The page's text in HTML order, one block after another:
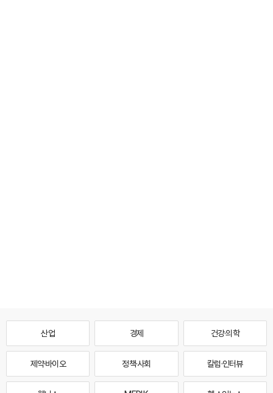
산업 경제 건강·의학
제약·바이오 정책·사회 칼럼·인터뷰